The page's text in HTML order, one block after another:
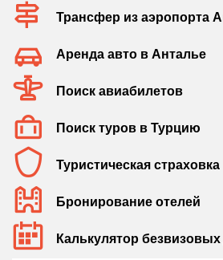
Трансфер из аэропорта
Аренда авто в Анталье
Поиск авиабилетов
Поиск туров в Турцию
Туристическая страховка
Бронирование отелей
Калькулятор